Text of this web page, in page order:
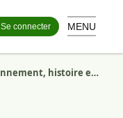
Se connecter MENU
Qu’est-ce qu’un QR code ? Fonctionnement, histoire et usages